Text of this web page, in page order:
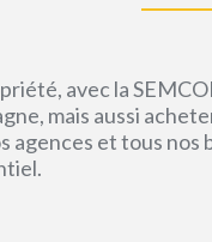
avec la
mais aussi
agences et tous